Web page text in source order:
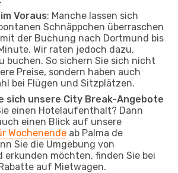
Voraus: Manche lassen sich
Schnäppchen überraschen
der Buchung nach Dortmund bis
Wir raten jedoch dazu,
buchen. So sichern Sie sich nicht
Preise, sondern haben auch
bei Flügen und Sitzplätzen.
sich unsere City Break-Angebote
einen Hotelaufenthalt? Dann
einen Blick auf unsere
Wochenende ab Palma de
Sie die Umgebung von
erkunden möchten, finden Sie bei
auf Mietwagen.